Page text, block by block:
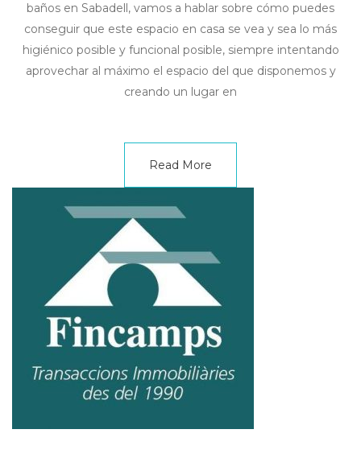
baños en Sabadell, vamos a hablar sobre cómo puedes
conseguir que este espacio en casa se vea y sea lo más
higiénico posible y funcional posible, siempre intentando
aprovechar al máximo el espacio del que disponemos y
creando un lugar en
Read More